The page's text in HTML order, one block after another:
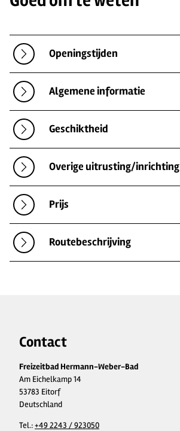
Openingstijden
Algemene informatie
Geschiktheid
Overige uitrusting/inrichting
Prijs
Routebeschrijving
Contact
Freizeitbad Hermann-Weber-Bad
Am Eichelkamp 14
53783 Eitorf
Deutschland
Tel.:+49 2243 / 923050